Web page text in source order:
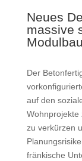
Neues
massive
Der
auf den
Wohnprojekte
zu verkürzen
fränkische